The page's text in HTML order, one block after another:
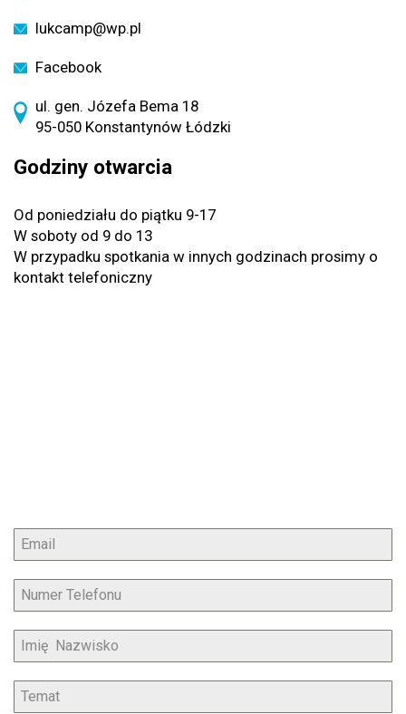
lukcamp@wp.pl
Facebook
ul. gen. Józefa Bema 18
95-050 Konstantynów Łódzki
Godziny otwarcia
Od poniedziału do piątku 9-17
W soboty od 9 do 13
W przypadku spotkania w innych godzinach prosimy o
kontakt telefoniczny